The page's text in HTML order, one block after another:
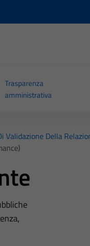
Trasparenza
amministrativa
Validazione Della